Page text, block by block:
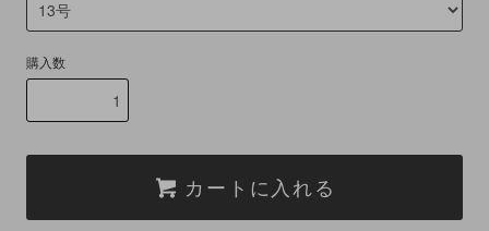
購入数
カートに入れる